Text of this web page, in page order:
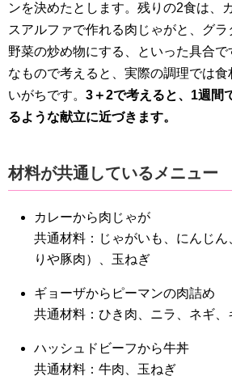
ンを決めたとします。残りの2食は、
スアルファで作れる肉じゃがと、グラ
野菜の炒め物にする、といった具合で
なもので考えると、実際の調理では食
いがちです。 3＋2で考えると、1週間
るような献立に近づきます。
材料が共通しているメニュー
カレーから肉じゃが
共通材料：じゃがいも、にんじ
りや豚肉）、玉ねぎ
ギョーザからピーマンの肉詰め
共通材料：ひき肉、ニラ、ネギ、
ハッシュドビーフから牛丼
共通材料：牛肉、玉ねぎ